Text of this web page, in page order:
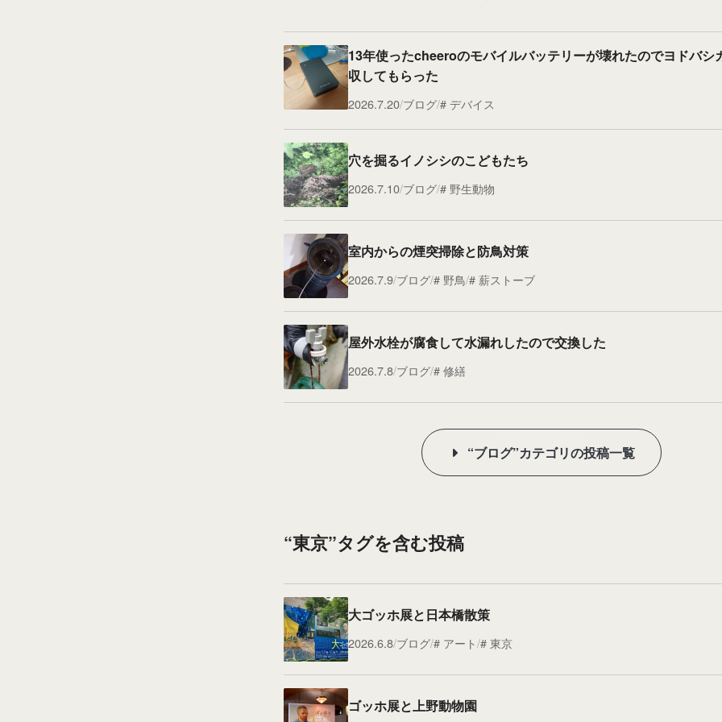
13年使ったcheeroのモバイルバッテリーが壊れたのでヨドバシ
収してもらった
2026.7.20 ブログ デバイス
穴を掘るイノシシのこどもたち
2026.7.10 ブログ 野生動物
室内からの煙突掃除と防鳥対策
2026.7.9 ブログ 野鳥 薪ストーブ
屋外水栓が腐食して水漏れしたので交換した
2026.7.8 ブログ 修繕
“ブログ”カテゴリの投稿一覧
“東京”タグを含む投稿
大ゴッホ展と日本橋散策
2026.6.8 ブログ アート 東京
ゴッホ展と上野動物園